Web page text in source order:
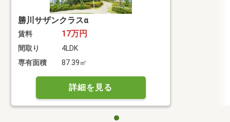
勝川サザンクラスα
賃料 17万円
間取り
4LDK
専有面積
87.39㎡
詳細を見る